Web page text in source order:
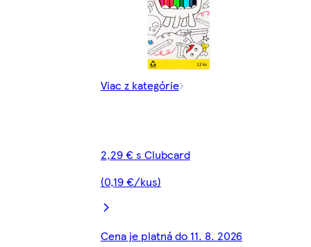
Viac z kategórie
2,29 € s Clubcard
(0,19 €/kus)
Cena je platná do 11. 8. 2026